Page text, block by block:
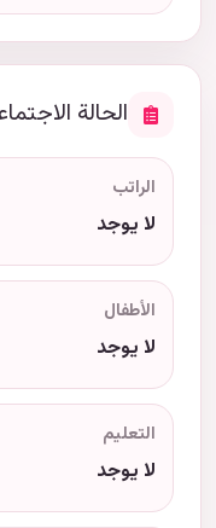
الحالة
الراتب
لا يوجد
الأطفال
لا يوجد
التعليم
لا يوجد